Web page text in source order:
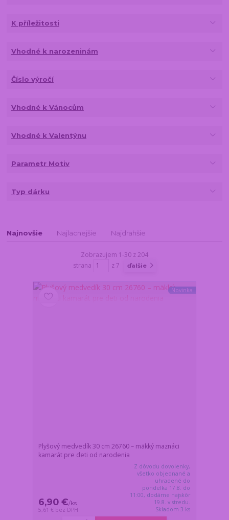
K příležitosti
Vhodné k narozeninám
Číslo výročí
Vhodné k Vánocům
Vhodné k Valentýnu
Parametr Motiv
Typ dárku
Najnovšie Najlacnejšie Najdrahšie
Zobrazujem 1-30 z 204
strana
z 7 ďalšie
Novinka
Plyšový medvedík 30 cm 26760 – mäkký maznáci
kamarát pre deti od narodenia
6,90 €/ks
5,61 € bez DPH
Z dôvodu dovolenky,
všetko objednané a
uhradené do
pondelka 17.8. do
11:00, dodáme najskôr
19.8. v stredu.
Skladom 3 ks